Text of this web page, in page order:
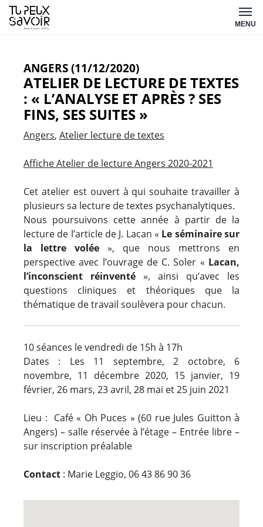
Aller
au
MENU
ANGERS (11/12/2020)
ATELIER DE LECTURE DE TEXTES
: « L’ANALYSE ET APRÈS ? SES
FINS, SES SUITES »
Angers Atelier lecture de textes
Affiche Atelier de lecture Angers 2020-2021
Cet atelier est ouvert à qui souhaite travailler à
plusieurs sa lecture de textes psychanalytiques.
Nous poursuivons cette année à partir de la
lecture de l’article de J. Lacan « Le séminaire sur
la lettre volée », que nous mettrons en
perspective avec l’ouvrage de C. Soler « Lacan,
l’inconscient réinventé », ainsi qu’avec les
questions cliniques et théoriques que la
thématique de travail soulèvera pour chacun.
10 séances le vendredi de 15h à 17h
Dates : Les 11 septembre, 2 octobre, 6
novembre, 11 décembre 2020, 15 janvier, 19
février, 26 mars, 23 avril, 28 mai et 25 juin 2021
Lieu : Café « Oh Puces » (60 rue Jules Guitton à
Angers) – salle réservée à l’étage – Entrée libre –
sur inscription préalable
Contact : Marie Leggio, 06 43 86 90 36